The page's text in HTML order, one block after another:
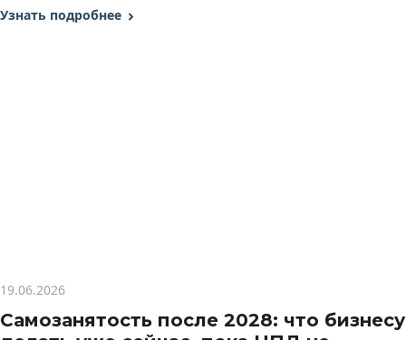
Узнать подробнее
19.06.2026
Самозанятость после 2028: что бизнесу